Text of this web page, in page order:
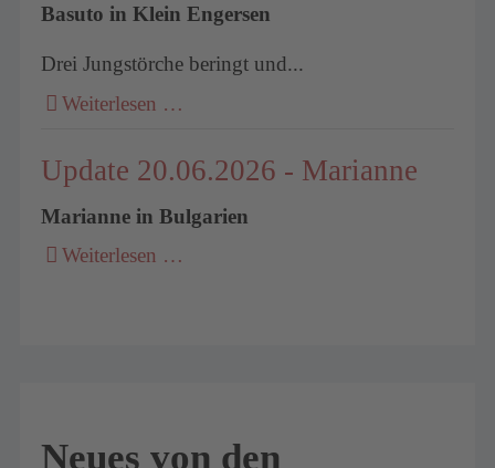
Basuto in Klein Engersen
Drei Jungstörche beringt und...
Weiterlesen …
Update 20.06.2026 - Marianne
Marianne in Bulgarien
Weiterlesen …
Neues von den